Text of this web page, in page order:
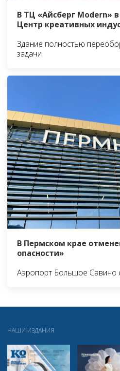
В ТЦ «Айсберг Modern»
Центр креативных
Здание полностью
задачи
В Пермском крае
опасности»
Аэропорт Большое Савино
НАШИ ИЗДАНИЯ